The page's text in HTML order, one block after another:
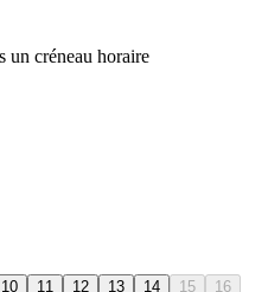
un créneau horaire
10 11 12 13 14 15
16